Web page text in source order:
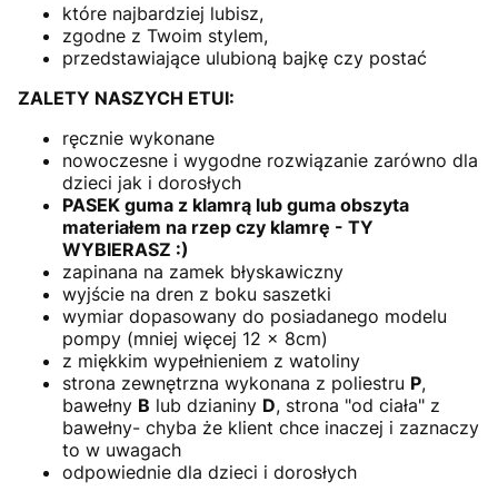
które najbardziej lubisz,
zgodne z Twoim stylem,
przedstawiające ulubioną bajkę czy postać
ZALETY NASZYCH ETUI:
ręcznie wykonane
nowoczesne i wygodne rozwiązanie zarówno dla
dzieci jak i dorosłych
PASEK guma z klamrą lub guma obszyta
materiałem na rzep czy klamrę - TY
WYBIERASZ :)
zapinana na zamek błyskawiczny
wyjście na dren z boku saszetki
wymiar dopasowany do posiadanego modelu
pompy (mniej więcej 12 x 8cm)
z miękkim wypełnieniem z watoliny
strona zewnętrzna wykonana z poliestru P,
bawełny B lub dzianiny D, strona "od ciała" z
bawełny- chyba że klient chce inaczej i zaznaczy
to w uwagach
odpowiednie dla dzieci i dorosłych